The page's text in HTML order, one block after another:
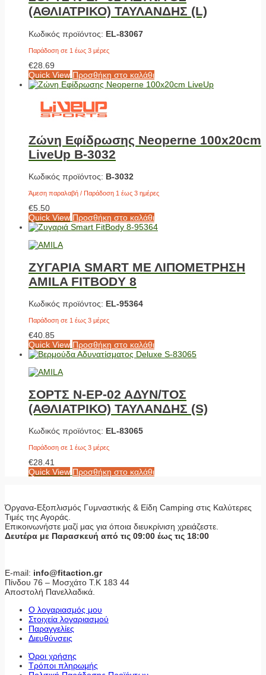
(ΑΘΛΙΑΤΡΙΚΟ) ΤΑΥΛΑΝΔΗΣ (L)
Κωδικός προϊόντος: EL-83067
Παράδοση σε 1 έως 3 μέρες
€28.69
Quick View Προσθήκη στο καλάθι
Ζώνη Εφίδρωσης Neoperne 100x20cm
LiveUp Β-3032
Κωδικός προϊόντος: Β-3032
Άμεση παραλαβή / Παράδοση 1 έως 3 ημέρες
€5.50
Quick View Προσθήκη στο καλάθι
ΖΥΓΑΡΙΑ SMART ΜΕ ΛΙΠΟΜΕΤΡΗΣΗ
AMILA FITBODY 8
Κωδικός προϊόντος: EL-95364
Παράδοση σε 1 έως 3 μέρες
€40.85
Quick View Προσθήκη στο καλάθι
ΣΟΡΤΣ N-ΕΡ-02 ΑΔΥΝ/ΤΟΣ
(ΑΘΛΙΑΤΡΙΚΟ) ΤΑΥΛΑΝΔΗΣ (S)
Κωδικός προϊόντος: EL-83065
Παράδοση σε 1 έως 3 μέρες
€28.41
Quick View Προσθήκη στο καλάθι
Όργανα-Εξοπλισμός Γυμναστικής & Είδη Camping στις Καλύτερες
Τιμές της Αγοράς.
Επικοινωνήστε μαζί μας για όποια διευκρίνιση χρειάζεστε.
Δευτέρα με Παρασκευή από τις 09:00 έως τις 18:00
E-mail: info@fitaction.gr
Πίνδου 76 – Μοσχάτο Τ.Κ 183 44
Αποστολή Πανελλαδικά.
Ο λογαριασμός μου
Στοιχεία λογαριασμού
Παραγγελίες
Διευθύνσεις
Όροι χρήσης
Τρόποι πληρωμής